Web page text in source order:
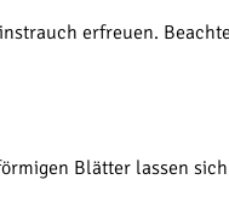
erfreuen.
Blätter lassen